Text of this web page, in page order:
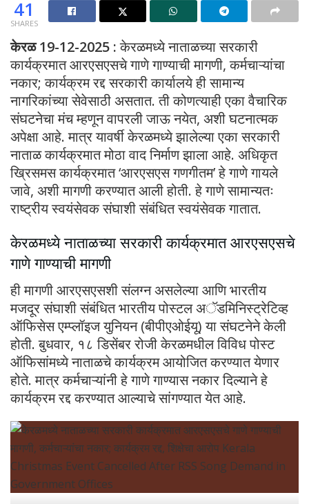
41
SHARES
केरळ 19-12-2025 :केरळमध्ये नाताळच्या सरकारी
कार्यक्रमात आरएसएसचे गाणे गाण्याची मागणी, कर्मचाऱ्यांचा
नकार; कार्यक्रम रद्द सरकारी कार्यालये ही सामान्य
नागरिकांच्या सेवेसाठी असतात. ती कोणत्याही एका वैचारिक
संघटनेचा मंच म्हणून वापरली जाऊ नयेत, अशी घटनात्मक
अपेक्षा आहे. मात्र यावर्षी केरळमध्ये झालेल्या एका सरकारी
नाताळ कार्यक्रमात मोठा वाद निर्माण झाला आहे. अधिकृत
ख्रिसमस कार्यक्रमात ‘आरएसएस गणगीतम’ हे गाणे गायले
जावे, अशी मागणी करण्यात आली होती. हे गाणे सामान्यतः
राष्ट्रीय स्वयंसेवक संघाशी संबंधित स्वयंसेवक गातात.
केरळमध्ये नाताळच्या सरकारी कार्यक्रमात आरएसएसचे
गाणे गाण्याची मागणी
ही मागणी आरएसएसशी संलग्न असलेल्या आणि भारतीय
मजदूर संघाशी संबंधित भारतीय पोस्टल अॅडमिनिस्ट्रेटिव्ह
ऑफिसेस एम्प्लॉइज युनियन (बीपीएओईयू) या संघटनेने केली
होती. बुधवार, १८ डिसेंबर रोजी केरळमधील विविध पोस्ट
ऑफिसांमध्ये नाताळचे कार्यक्रम आयोजित करण्यात येणार
होते. मात्र कर्मचाऱ्यांनी हे गाणे गाण्यास नकार दिल्याने हे
कार्यक्रम रद्द करण्यात आल्याचे सांगण्यात येत आहे.